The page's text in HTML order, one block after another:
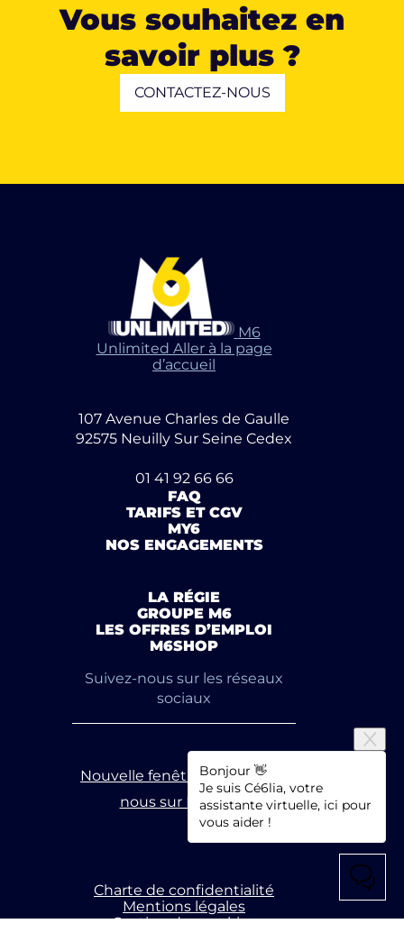
Vous souhaitez en
savoir plus ?
CONTACTEZ-NOUS
M6
Unlimited Aller à la page
d’accueil
107 Avenue Charles de Gaulle
92575 Neuilly Sur Seine Cedex
01 41 92 66 66
FAQ
TARIFS ET CGV
MY6
NOS ENGAGEMENTS
LA RÉGIE
GROUPE M6
LES OFFRES D’EMPLOI
M6SHOP
Suivez-nous sur les réseaux
sociaux
Nouvelle fenêtre
Suivez-
nous sur Linkedin
Charte de confidentialité
Mentions légales
Gestion des cookies
Bonjour 👋
Je suis Cé6lia, votre
assistante virtuelle, ici pour
vous aider !